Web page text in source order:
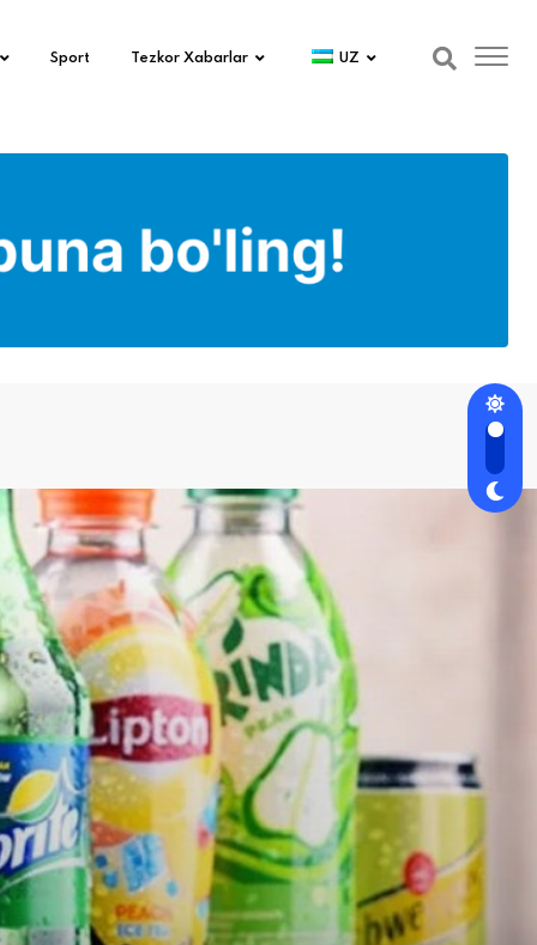
Sport Tezkor Xabarlar UZ